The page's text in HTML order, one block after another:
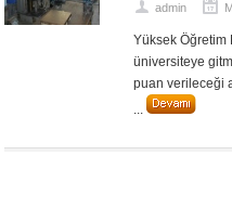
admin
Yüksek Öğretim
üniversiteye
puan verileceği
...